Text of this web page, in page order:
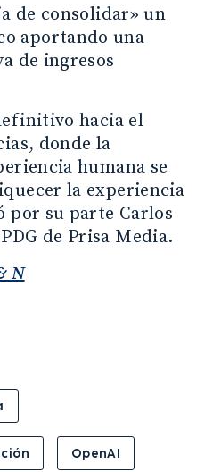
de consolidar» un
aportando una
de ingresos
hacia el
donde la
humana se
la experiencia
por su parte Carlos
de Prisa Media.
N
OpenAI